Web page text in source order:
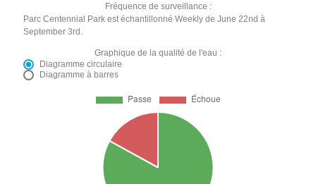
Fréquence de surveillance :
Parc Centennial Park est échantillonné Weekly de June 22nd à
September 3rd.
Graphique de la qualité de l'eau :
Diagramme circulaire
Diagramme à barres